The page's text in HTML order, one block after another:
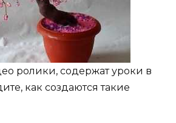
ролики, содержат уроки в
как создаются такие